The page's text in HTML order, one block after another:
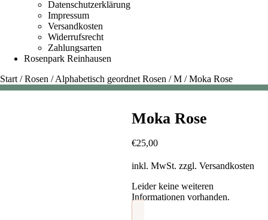
Datenschutzerklärung
Impressum
Versandkosten
Widerrufsrecht
Zahlungsarten
Rosenpark Reinhausen
Start /Rosen /Alphabetisch geordnet Rosen /M /Moka Rose
Moka Rose
€25,00
inkl. MwSt. zzgl.Versandkosten
Leider keine weiteren
Informationen vorhanden.